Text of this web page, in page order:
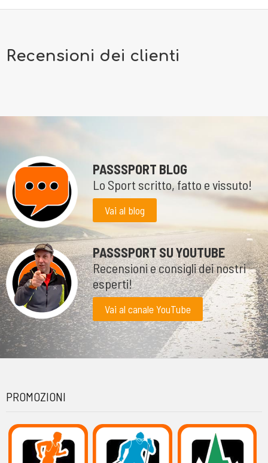
Recensioni dei clienti
PASSSPORT BLOG
Lo Sport scritto, fatto e vissuto!
Vai al blog
PASSSPORT SU YOUTUBE
Recensioni e consigli dei nostri
esperti!
Vai al canale YouTube
PROMOZIONI